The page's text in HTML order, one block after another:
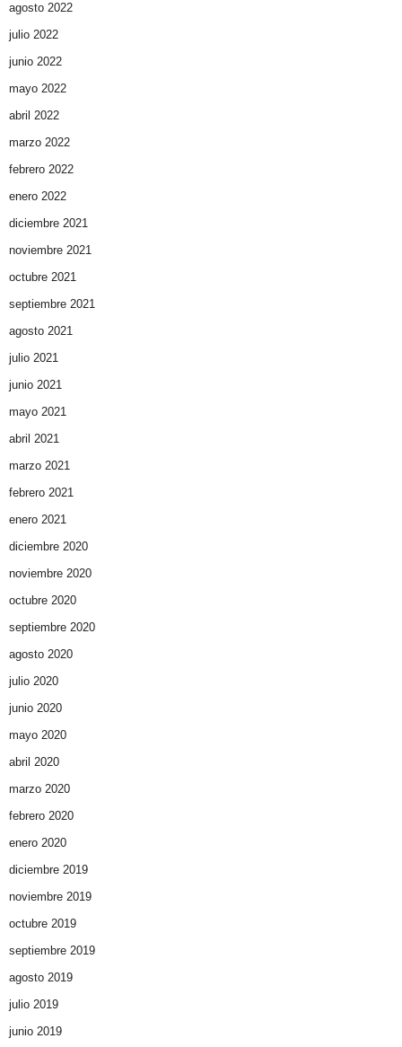
agosto 2022
julio 2022
junio 2022
mayo 2022
abril 2022
marzo 2022
febrero 2022
enero 2022
diciembre 2021
noviembre 2021
octubre 2021
septiembre 2021
agosto 2021
julio 2021
junio 2021
mayo 2021
abril 2021
marzo 2021
febrero 2021
enero 2021
diciembre 2020
noviembre 2020
octubre 2020
septiembre 2020
agosto 2020
julio 2020
junio 2020
mayo 2020
abril 2020
marzo 2020
febrero 2020
enero 2020
diciembre 2019
noviembre 2019
octubre 2019
septiembre 2019
agosto 2019
julio 2019
junio 2019